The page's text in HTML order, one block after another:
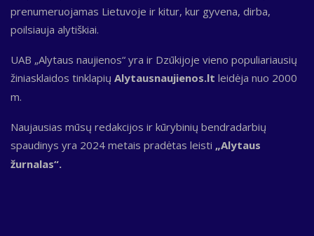
prenumeruojamas Lietuvoje ir kitur, kur gyvena, dirba,
poilsiauja alytiškiai.
UAB „Alytaus naujienos“ yra ir Dzūkijoje vieno populiariausių
žiniasklaidos tinklapių Alytausnaujienos.lt leidėja nuo 2000
m.
Naujausias mūsų redakcijos ir kūrybinių bendradarbių
spaudinys yra 2024 metais pradėtas leisti „Alytaus
žurnalas“.